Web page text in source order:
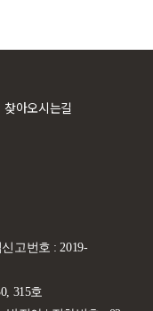
찾아오시는길
고번호 : 2019-
315호